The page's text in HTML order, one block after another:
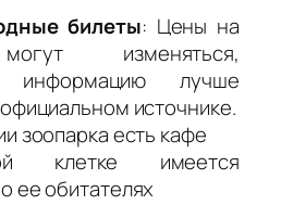
билеты: Цены на
изменяться,
информацию лучше
источнике.
зоопарка есть кафе
клетке имеется
ее обитателях